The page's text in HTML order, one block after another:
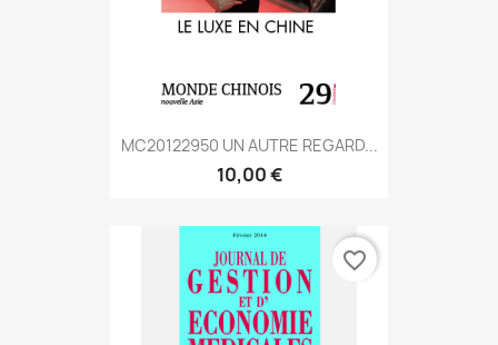
MC20122950 UN AUTRE REGARD...
10,00 €
favorite_border